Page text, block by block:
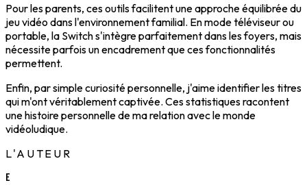
Pour les parents, ces outils facilitent une approche équilibrée du
jeu vidéo dans l'environnement familial. En mode téléviseur ou
portable, la Switch s'intègre parfaitement dans les foyers, mais
nécessite parfois un encadrement que ces fonctionnalités
permettent.
Enfin, par simple curiosité personnelle, j'aime identifier les titres
qui m'ont véritablement captivée. Ces statistiques racontent
une histoire personnelle de ma relation avec le monde
vidéoludique.
L'AUTEUR
E